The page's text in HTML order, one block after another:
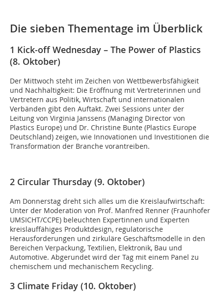
Die sieben Thementage im Überblick
1 Kick-off Wednesday – The Power of Plastics
(8. Oktober)
Der Mittwoch steht im Zeichen von Wettbewerbsfähigkeit
und Nachhaltigkeit: Die Eröffnung mit Vertreterinnen und
Vertretern aus Politik, Wirtschaft und internationalen
Verbänden gibt den Auftakt. Zwei Sessions unter der
Leitung von Virginia Janssens (Managing Director von
Plastics Europe) und Dr. Christine Bunte (Plastics Europe
Deutschland) zeigen, wie Innovationen und Investitionen die
Transformation der Branche vorantreiben.
2 Circular Thursday (9. Oktober)
Am Donnerstag dreht sich alles um die Kreislaufwirtschaft:
Unter der Moderation von Prof. Manfred Renner (Fraunhofer
UMSICHT/CCPE) beleuchten Expertinnen und Experten
kreislauffähiges Produktdesign, regulatorische
Herausforderungen und zirkuläre Geschäftsmodelle in den
Bereichen Verpackung, Textilien, Elektronik, Bau und
Automotive. Abgerundet wird der Tag mit einem Panel zu
chemischem und mechanischem Recycling.
3 Climate Friday (10. Oktober)